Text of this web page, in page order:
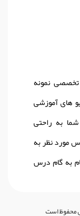
نمونه
های آموزشی
به راحتی
مورد نظر به
به گام درس
محفوظ است